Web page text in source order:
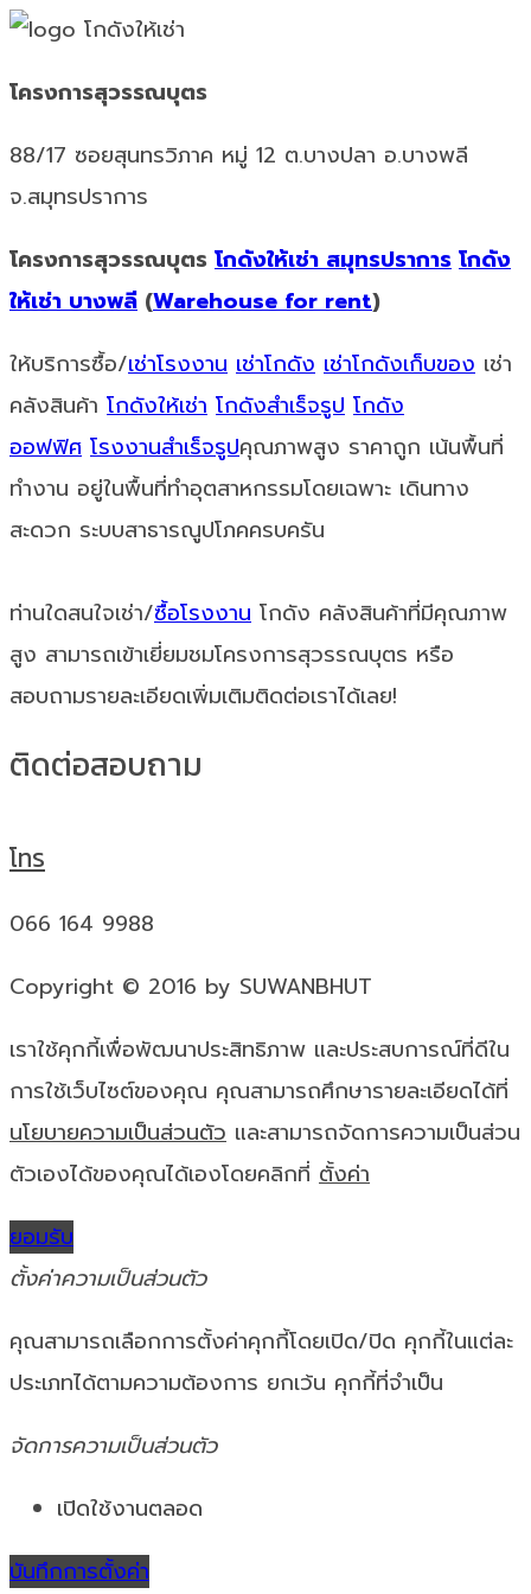
โครงการสุวรรณบุตร
88/17 ซอยสุนทรวิภาค หมู่ 12 ต.บางปลา อ.บางพลี
จ.สมุทรปราการ
โครงการสุวรรณบุตร โกดังให้เช่า สมุทรปราการ โกดัง
ให้เช่า บางพลี (Warehouse for rent)
ให้บริการซื้อ/เช่าโรงงาน เช่าโกดัง เช่าโกดังเก็บของ เช่า
คลังสินค้า โกดังให้เช่า โกดังสำเร็จรูป โกดัง
ออฟฟิศ โรงงานสำเร็จรูปคุณภาพสูง ราคาถูก เน้นพื้นที่
ทำงาน อยู่ในพื้นที่ทำอุตสาหกรรมโดยเฉพาะ เดินทาง
สะดวก ระบบสาธารณูปโภคครบครัน
ท่านใดสนใจเช่า/ซื้อโรงงาน โกดัง คลังสินค้าที่มีคุณภาพ
สูง สามารถเข้าเยี่ยมชมโครงการสุวรรณบุตร หรือ
สอบถามรายละเอียดเพิ่มเติมติดต่อเราได้เลย!
ติดต่อสอบถาม
โทร
066 164 9988
Copyright © 2016 by SUWANBHUT
เราใช้คุกกี้เพื่อพัฒนาประสิทธิภาพ และประสบการณ์ที่ดีใน
การใช้เว็บไซต์ของคุณ คุณสามารถศึกษารายละเอียดได้ที่
นโยบายความเป็นส่วนตัว และสามารถจัดการความเป็นส่วน
ตัวเองได้ของคุณได้เองโดยคลิกที่ ตั้งค่า
ยอมรับ
ตั้งค่าความเป็นส่วนตัว
คุณสามารถเลือกการตั้งค่าคุกกี้โดยเปิด/ปิด คุกกี้ในแต่ละ
ประเภทได้ตามความต้องการ ยกเว้น คุกกี้ที่จำเป็น
จัดการความเป็นส่วนตัว
เปิดใช้งานตลอด
บันทึกการตั้งค่า